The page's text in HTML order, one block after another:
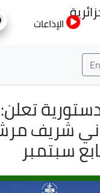
إلى
الإذاعات
شريف
سبتمبر